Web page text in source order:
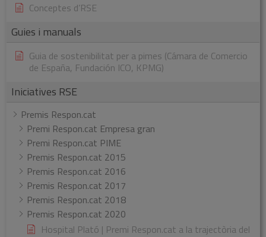
Conceptes d’RSE
Guies i manuals
Guia de sostenibilitat per a pimes (Cámara de Comercio
de España, Fundación ICO, KPMG)
Iniciatives RSE
Premis Respon.cat
Premi Respon.cat Empresa gran
Premi Respon.cat PIME
Premis Respon.cat 2015
Premis Respon.cat 2016
Premis Respon.cat 2017
Premis Respon.cat 2018
Premis Respon.cat 2020
Hospital Plató | Premi Respon.cat a la trajectòria del